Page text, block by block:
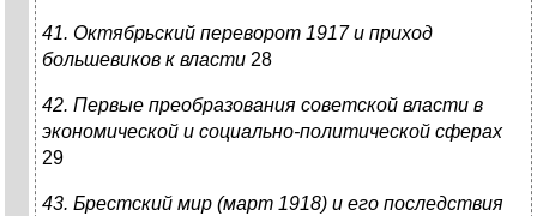
41. Октябрьский переворот 1917 и приход
большевиков к власти 28
42. Первые преобразования советской власти в
экономической и социально-политической сферах
29
43. Брестский мир (март 1918) и его последствия